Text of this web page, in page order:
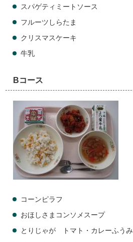
スパゲティミートソース
フルーツしらたま
クリスマスケーキ
牛乳
Bコース
コーンピラフ
おほしさまコンソメスープ
とりじゃが トマト・カレーふうみ